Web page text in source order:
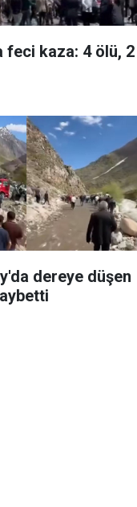
feci kaza: 4 ölü, 2
dereye düşen